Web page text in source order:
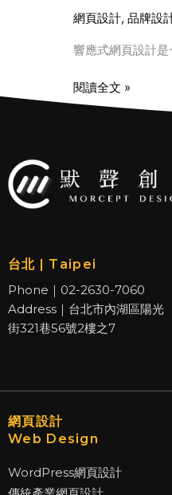
網頁設計, 品牌設
響應式網頁設計
閱讀全文 »
台北 | Taipei
Phone｜02-2630-7060
Address｜台北市內湖區陽光
街321巷56號2樓之7
網頁設計
Web Design
WordPress網頁設計